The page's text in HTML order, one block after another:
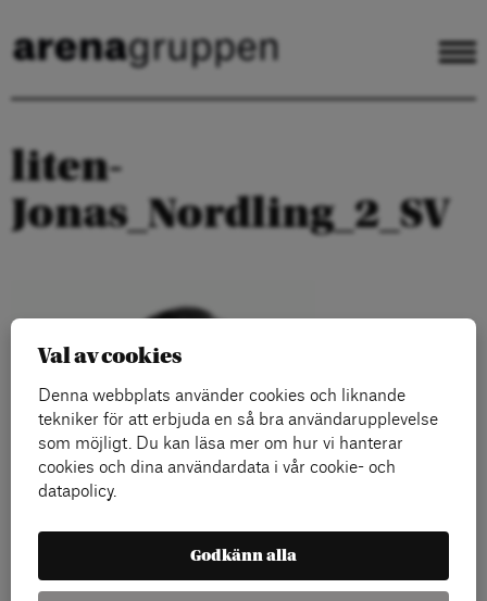
liten-
Jonas_Nordling_2_SV
Val av cookies
Denna webbplats använder cookies och liknande
tekniker för att erbjuda en så bra användarupplevelse
som möjligt. Du kan läsa mer om hur vi hanterar
cookies och dina användardata i vår cookie- och
datapolicy.
Godkänn alla